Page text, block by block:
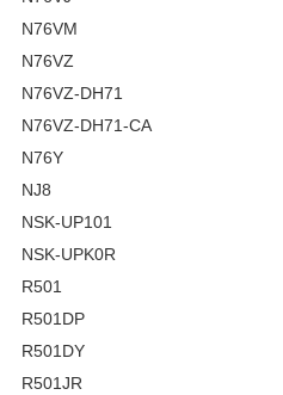
N76VM
N76VZ
N76VZ-DH71
N76VZ-DH71-CA
N76Y
NJ8
NSK-UP101
NSK-UPK0R
R501
R501DP
R501DY
R501JR